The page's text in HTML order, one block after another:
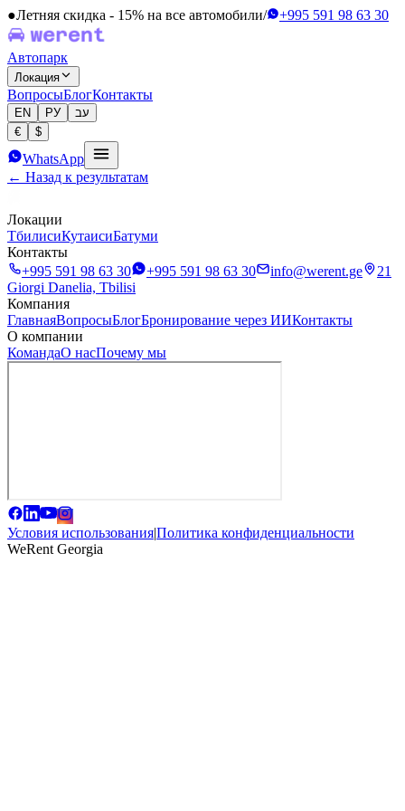
●Летняя скидка - 15% на все автомобили/ +995 591 98 63 30
Автопарк
Локация
ВопросыБлогКонтакты
EN РУ
עב
€
$
WhatsApp
← Назад к результатам
Локации
ТбилисиКутаисиБатуми
Контакты
+995 591 98 63 30
+995 591 98 63 30 info@werent.ge
21
Giorgi Danelia, Tbilisi
Компания
ГлавнаяВопросыБлогБронирование через ИИКонтакты
О компании
КомандаО насПочему мы
Условия использования|Политика конфиденциальности
WeRent Georgia